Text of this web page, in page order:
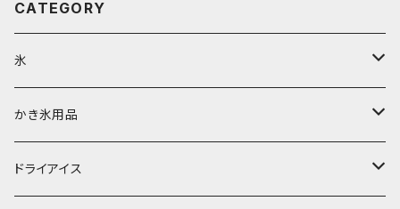
CATEGORY
氷
富士天然水の氷
丸氷
かき氷用品
かき氷シロップ
ドライアイス